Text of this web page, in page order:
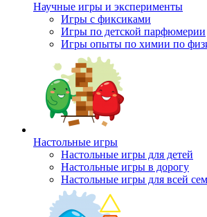
Научные игры и эксперименты
Игры с фиксиками
Игры по детской парфюмерии
Игры опыты по химии по
Настольные игры
Настольные игры для детей
Настольные игры в дорогу
Настольные игры для всей